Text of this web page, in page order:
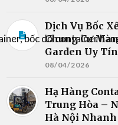
bốc dỡ container
Dịch Vụ Bốc
Chung Cư
Garden Uy
08/04/2026
Hạ Hàng
Trung Hòa –
Hà Nội